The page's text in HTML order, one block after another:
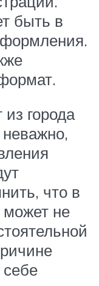
быть в
города
что в
может не